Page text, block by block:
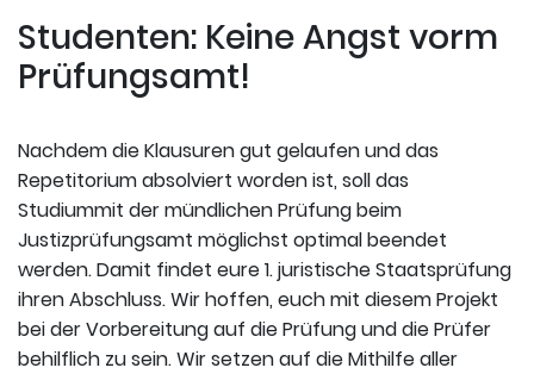
uneserer Datenbank finden. Hier
registrieren und die Protokolle
abrufen.
Studenten: Keine Angst vorm
Prüfungsamt!
Nachdem die Klausuren gut gelaufen und das
Repetitorium absolviert worden ist, soll das
Studiummit der mündlichen Prüfung beim
Justizprüfungsamt möglichst optimal beendet
werden. Damit findet eure 1. juristische Staatsprüfung
ihren Abschluss. Wir hoffen, euch mit diesem Projekt
bei der Vorbereitung auf die Prüfung und die Prüfer
behilflich zu sein. Wir setzen auf die Mithilfe aller